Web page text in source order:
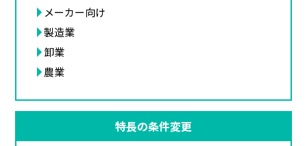
メーカー向け
製造業
卸業
農業
特長の条件変更